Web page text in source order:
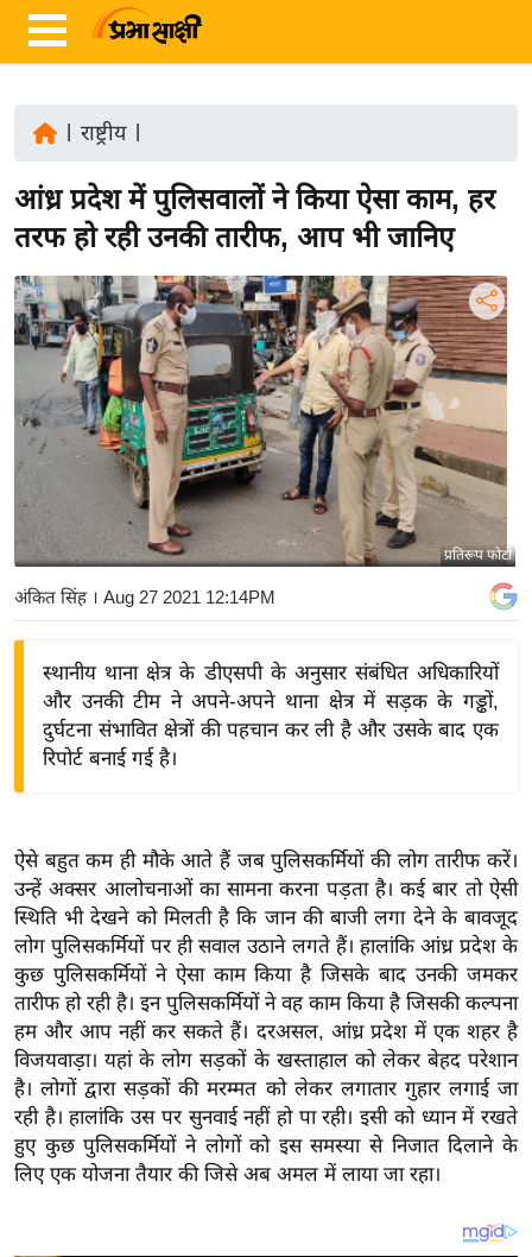
ज़ा
ख
र
रा
य
अं
र्रा
ष्ट्री
य
बि
ज़
द्यो
ग
त
वि
शे
ष
ज्ञ
रा
य
ब
ज
ट
राष्ट्रीय|
आंध्र प्रदेश में पुलिसवालों ने किया ऐसा काम, हर
तरफ हो रही उनकी तारीफ, आप भी जानिए
प्रतिरूप फोटो
अंकित सिंह। Aug 27 2021 12:14PM
स्थानीय थाना क्षेत्र के डीएसपी के अनुसार संबंधित अधिकारियों
और उनकी टीम ने अपने-अपने थाना क्षेत्र में सड़क के गड्ढों,
दुर्घटना संभावित क्षेत्रों की पहचान कर ली है और उसके बाद एक
रिपोर्ट बनाई गई है।
ऐसे बहुत कम ही मौके आते हैं जब पुलिसकर्मियों की लोग तारीफ करें।
उन्हें अक्सर आलोचनाओं का सामना करना पड़ता है। कई बार तो ऐसी
स्थिति भी देखने को मिलती है कि जान की बाजी लगा देने के बावजूद
लोग पुलिसकर्मियों पर ही सवाल उठाने लगते हैं। हालांकि आंध्र प्रदेश के
कुछ पुलिसकर्मियों ने ऐसा काम किया है जिसके बाद उनकी जमकर
तारीफ हो रही है। इन पुलिसकर्मियों ने वह काम किया है जिसकी कल्पना
हम और आप नहीं कर सकते हैं। दरअसल, आंध्र प्रदेश में एक शहर है
विजयवाड़ा। यहां के लोग सड़कों के खस्ताहाल को लेकर बेहद परेशान
है। लोगों द्वारा सड़कों की मरम्मत को लेकर लगातार गुहार लगाई जा
रही है। हालांकि उस पर सुनवाई नहीं हो पा रही। इसी को ध्यान में रखते
हुए कुछ पुलिसकर्मियों ने लोगों को इस समस्या से निजात दिलाने के
लिए एक योजना तैयार की जिसे अब अमल में लाया जा रहा।